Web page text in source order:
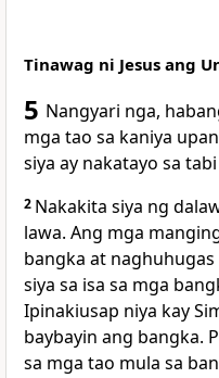
Tinawag ni Jesus ang
5 Nangyari nga,
mga tao sa kaniya
siya ay nakatayo sa
2 Nakakita siya ng
lawa. Ang mga
bangka at
siya sa isa sa mga
Ipinakiusap niya kay
baybayin ang bangka.
sa mga tao mula sa